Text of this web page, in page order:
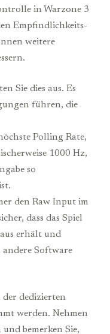
in Warzone 3
Empfindlichkeits-
weitere
Sie dies aus. Es
führen, die
Polling Rate,
1000 Hz,
so
den Raw Input im
dass das Spiel
erhält und
Software
der dedizierten
werden. Nehmen
bemerken Sie,